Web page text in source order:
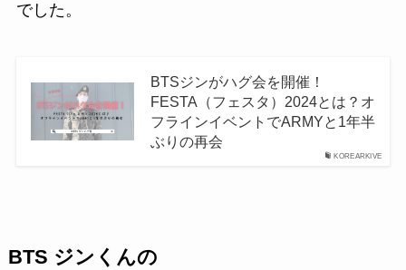
でした。
KOREARKIVE
BTSジンがハグ会を開催！
FESTA（フェスタ）2024とは？オ
フラインイベントでARMYと1年半
ぶりの再会
BTS ジンくんの